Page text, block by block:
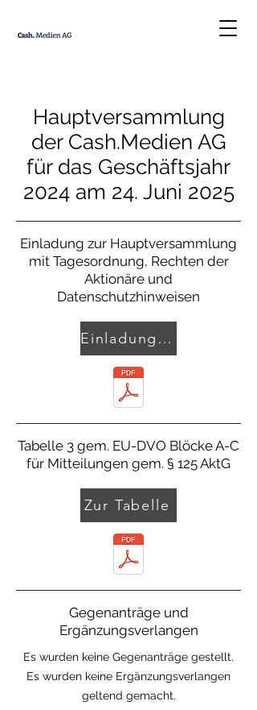
Hauptversammlung
der Cash.Medien AG
für das Geschäftsjahr
2024 am 24. Juni 2025
Einladung zur Hauptversammlung
mit Tagesordnung, Rechten der
Aktionäre und
Datenschutzhinweisen
Einladung und Tagesordnung
Tabelle 3 gem. EU-DVO Blöcke A-C
für Mitteilungen gem. § 125 AktG
Zur Tabelle
Gegenanträge und
Ergänzungsverlangen
Es wurden keine Gegenanträge gestellt.
Es wurden keine Ergänzungsverlangen
geltend gemacht.